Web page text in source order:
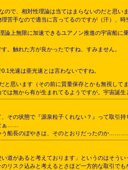
ので、相対性理論は当てはまらないのだと思い
手なので適当に言ってるのですが（汗）、
上無限に加速できるユアノン推進の宇宙船
。触れた方が良かったですね、すみません。
光速は亜光速とは言わないですね。
思います（その前に質量保存とかも無視してま
無から有が生まれてるようですが。宇宙誕生
その状態で『源泉粒子くれない？』って取引
ぁ……
う船長のぼやきは、そのとおりだったのか
道があると考えております」というのはそう
リスク込みと考えるとさほど一方的な取引で